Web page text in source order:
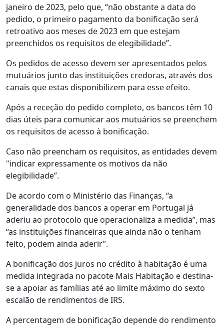
janeiro de 2023, pelo que, “não obstante a data do
pedido, o primeiro pagamento da bonificação será
retroativo aos meses de 2023 em que estejam
preenchidos os requisitos de elegibilidade”.
Os pedidos de acesso devem ser apresentados pelos
mutuários junto das instituições credoras, através dos
canais que estas disponibilizem para esse efeito.
Após a receção do pedido completo, os bancos têm 10
dias úteis para comunicar aos mutuários se preenchem
os requisitos de acesso à bonificação.
Caso não preencham os requisitos, as entidades devem
"indicar expressamente os motivos da não
elegibilidade”.
De acordo com o Ministério das Finanças, “a
generalidade dos bancos a operar em Portugal já
aderiu ao protocolo que operacionaliza a medida”, mas
“as instituições financeiras que ainda não o tenham
feito, podem ainda aderir”.
A bonificação dos juros no crédito à habitação é uma
medida integrada no pacote Mais Habitação e destina-
se a apoiar as famílias até ao limite máximo do sexto
escalão de rendimentos de IRS.
A percentagem de bonificação depende do rendimento